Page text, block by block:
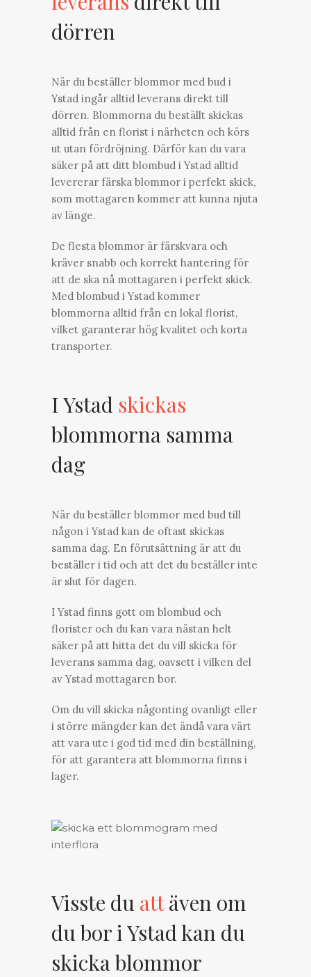
dörren
När du beställer blommor med bud i
Ystad ingår alltid leverans direkt till
dörren. Blommorna du beställt skickas
alltid från en florist i närheten och körs
ut utan fördröjning. Därför kan du vara
säker på att ditt blombud i Ystad alltid
levererar färska blommor i perfekt skick,
som mottagaren kommer att kunna njuta
av länge.
De flesta blommor är färskvara och
kräver snabb och korrekt hantering för
att de ska nå mottagaren i perfekt skick.
Med blombud i Ystad kommer
blommorna alltid från en lokal florist,
vilket garanterar hög kvalitet och korta
transporter.
I Ystad skickas
blommorna samma
dag
När du beställer blommor med bud till
någon i Ystad kan de oftast skickas
samma dag. En förutsättning är att du
beställer i tid och att det du beställer inte
är slut för dagen.
I Ystad finns gott om blombud och
florister och du kan vara nästan helt
säker på att hitta det du vill skicka för
leverans samma dag, oavsett i vilken del
av Ystad mottagaren bor.
Om du vill skicka någonting ovanligt eller
i större mängder kan det ändå vara värt
att vara ute i god tid med din beställning,
för att garantera att blommorna finns i
lager.
Visste du attäven om
du bor i Ystad kan du
skicka blommor